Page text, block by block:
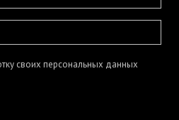
своих персональных данных